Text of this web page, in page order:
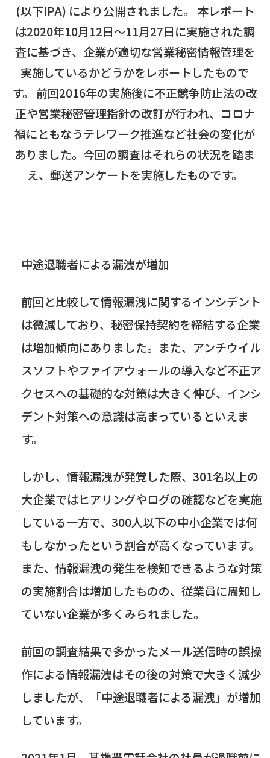
(以下IPA) により公開されました。 本レポート
は2020年10月12日～11月27日に実施された調
査に基づき、企業が適切な営業秘密情報管理を
実施しているかどうかをレポートしたもので
す。 前回2016年の実施後に不正競争防止法の改
正や営業秘密管理指針の改訂が行われ、コロナ
禍にともなうテレワーク推進など社会の変化が
ありました。今回の調査はそれらの状況を踏ま
え、郵送アンケートを実施したものです。
中途退職者による漏洩が増加
前回と比較して情報漏洩に関するインシデント
は微減しており、秘密保持契約を締結する企業
は増加傾向にありました。また、アンチウイル
スソフトやファイアウォールの導入など不正ア
クセスへの基礎的な対策は大きく伸び、インシ
デント対策への意識は高まっているといえま
す。
しかし、情報漏洩が発覚した際、 301名以上の
大企業ではヒアリングやログの確認などを実施
している一方で、 300人以下の中小企業では何
もしなかったという割合が高くなっています。
また、情報漏洩の発生を検知できるような対策
の実施割合は増加したものの、従業員に周知し
ていない企業が多くみられました。
前回の調査結果で多かったメール送信時の誤操
作による情報漏洩はその後の対策で大きく減少
しましたが、「中途退職者による漏洩」が増加
しています。